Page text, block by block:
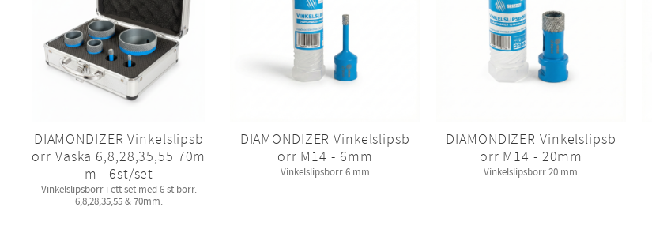
DIAMONDIZER Vinkelslipsb
orr Väska 6,8,28,35,55 70m
m - 6st/set
Vinkelslipsborr i ett set med 6 st borr.
6,8,28,35,55 & 70mm.
DIAMONDIZER Vinkelslipsb
orr M14 - 6mm
Vinkelslipsborr 6 mm
DIAMONDIZER Vinkelslipsb
orr M14 - 20mm
Vinkelslipsborr 20 mm